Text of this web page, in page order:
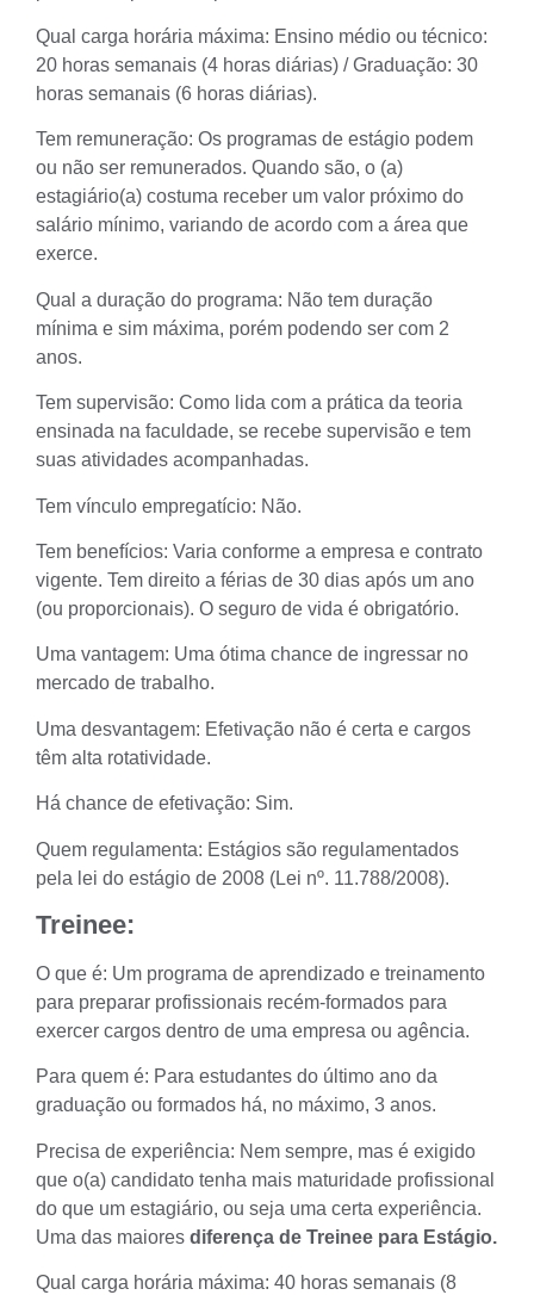
Qual carga horária máxima: Ensino médio ou técnico:
20 horas semanais (4 horas diárias) / Graduação: 30
horas semanais (6 horas diárias).
Tem remuneração: Os programas de estágio podem
ou não ser remunerados. Quando são, o (a)
estagiário(a) costuma receber um valor próximo do
salário mínimo, variando de acordo com a área que
exerce.
Qual a duração do programa: Não tem duração
mínima e sim máxima, porém podendo ser com 2
anos.
Tem supervisão: Como lida com a prática da teoria
ensinada na faculdade, se recebe supervisão e tem
suas atividades acompanhadas.
Tem vínculo empregatício: Não.
Tem benefícios: Varia conforme a empresa e contrato
vigente. Tem direito a férias de 30 dias após um ano
(ou proporcionais). O seguro de vida é obrigatório.
Uma vantagem: Uma ótima chance de ingressar no
mercado de trabalho.
Uma desvantagem: Efetivação não é certa e cargos
têm alta rotatividade.
Há chance de efetivação: Sim.
Quem regulamenta: Estágios são regulamentados
pela lei do estágio de 2008 (Lei nº. 11.788/2008).
Treinee:
O que é: Um programa de aprendizado e treinamento
para preparar profissionais recém-formados para
exercer cargos dentro de uma empresa ou agência.
Para quem é: Para estudantes do último ano da
graduação ou formados há, no máximo, 3 anos.
Precisa de experiência: Nem sempre, mas é exigido
que o(a) candidato tenha mais maturidade profissional
do que um estagiário, ou seja uma certa experiência.
Uma das maiores diferença de Treinee para Estágio.
Qual carga horária máxima: 40 horas semanais (8